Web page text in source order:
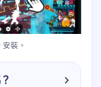
裝。